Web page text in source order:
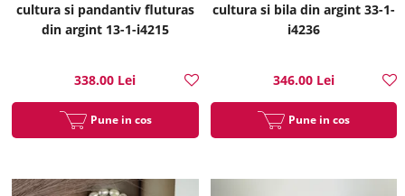
cultura si pandantiv fluturas
din argint 13-1-i4215
338.00 Lei
Pune in cos
cultura si bila din argint 33-1-
i4236
346.00 Lei
Pune in cos